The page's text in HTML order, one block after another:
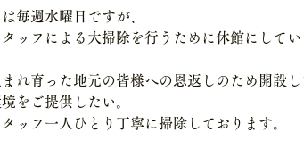
毎週水曜日ですが、
ッフによる大掃除を行うために休館にしてい
れ育った地元の皆様への恩返しのため開設
をご提供したい。
ッフ一人ひとり丁寧に掃除しております。